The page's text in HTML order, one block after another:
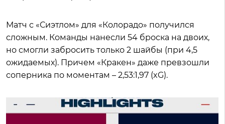
Матч с «Сиэтлом» для «Колорадо» получился
сложным. Команды нанесли 54 броска на двоих,
но смогли забросить только 2 шайбы (при 4,5
ожидаемых). Причем «Кракен» даже превзошли
соперника по моментам – 2,53:1,97 (xG).